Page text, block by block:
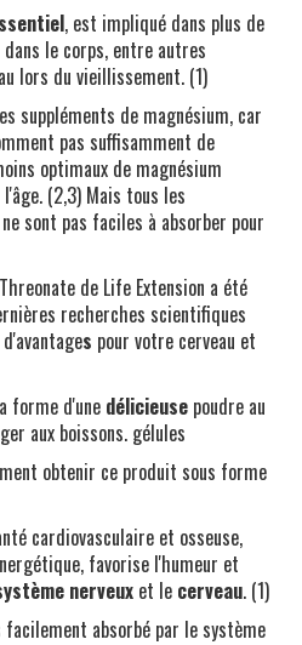
, est impliqué dans plus de
le corps, entre autres
lors du vieillissement. (1)
suppléments de magnésium, car
pas suffisamment de
optimaux de magnésium
(2,3) Mais tous les
sont pas faciles à absorber pour
de Life Extension a été
recherches scientifiques
d'avantages pour votre cerveau et
forme d'une délicieuse poudre au
aux boissons. gélules
obtenir ce produit sous forme
cardiovasculaire et osseuse,
favorise l'humeur et
nerveux et le cerveau. (1)
absorbé par le système